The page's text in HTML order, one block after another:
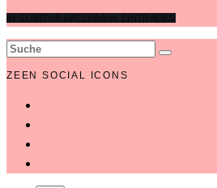
ZEEN SOCIAL ICONS